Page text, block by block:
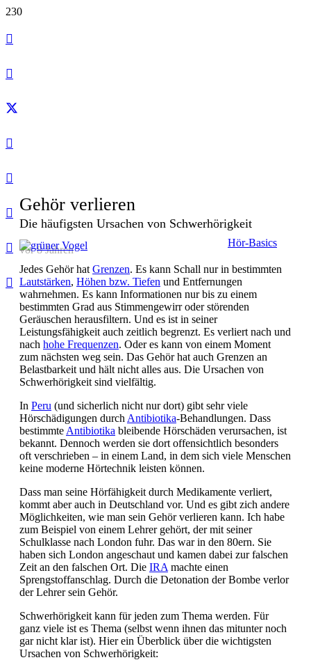
Gehör verlieren
Die häufigsten Ursachen von Schwerhörigkeit
vor 8 Jahren
Hör-Basics
Jedes Gehör hat Grenzen. Es kann Schall nur in bestimmten
Lautstärken, Höhen bzw. Tiefen und Entfernungen
wahrnehmen. Es kann Informationen nur bis zu einem
bestimmten Grad aus Stimmengewirr oder störenden
Geräuschen herausfiltern. Und es ist in seiner
Leistungsfähigkeit auch zeitlich begrenzt. Es verliert nach und
nach hohe Frequenzen. Oder es kann von einem Moment
zum nächsten weg sein. Das Gehör hat auch Grenzen an
Belastbarkeit und hält nicht alles aus. Die Ursachen von
Schwerhörigkeit sind vielfältig.
In Peru (und sicherlich nicht nur dort) gibt sehr viele
Hörschädigungen durch Antibiotika-Behandlungen. Dass
bestimmte Antibiotika bleibende Hörschäden verursachen, ist
bekannt. Dennoch werden sie dort offensichtlich besonders
oft verschrieben – in einem Land, in dem sich viele Menschen
keine moderne Hörtechnik leisten können.
Dass man seine Hörfähigkeit durch Medikamente verliert,
kommt aber auch in Deutschland vor. Und es gibt zich andere
Möglichkeiten, wie man sein Gehör verlieren kann. Ich habe
zum Beispiel von einem Lehrer gehört, der mit seiner
Schulklasse nach London fuhr. Das war in den 80ern. Sie
haben sich London angeschaut und kamen dabei zur falschen
Zeit an den falschen Ort. Die IRA machte einen
Sprengstoffanschlag. Durch die Detonation der Bombe verlor
der Lehrer sein Gehör.
Schwerhörigkeit kann für jeden zum Thema werden. Für
ganz viele ist es Thema (selbst wenn ihnen das mitunter noch
gar nicht klar ist). Hier ein Überblick über die wichtigsten
Ursachen von Schwerhörigkeit: